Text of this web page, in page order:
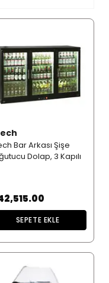
Bar Arkası Şişe
Dolap, 3 Kapılı
SEPETE EKLE